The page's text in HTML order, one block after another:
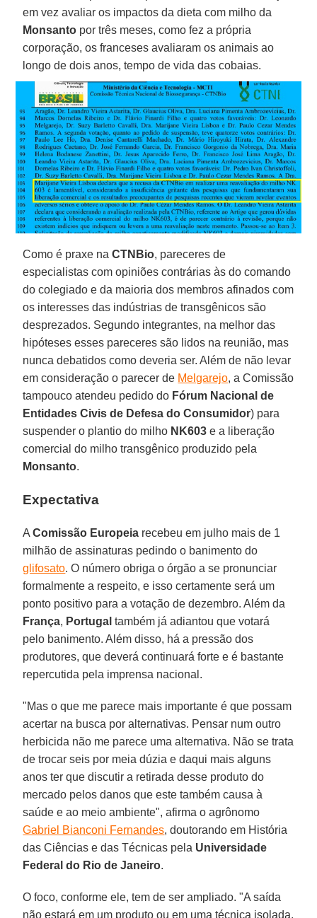
em vez avaliar os impactos da dieta com milho da
Monsanto por três meses, como fez a própria
corporação, os franceses avaliaram os animais ao
longo de dois anos, tempo de vida das cobaias.
Como é praxe naCTNBio, pareceres de
especialistas com opiniões contrárias às do comando
do colegiado e da maioria dos membros afinados com
os interesses das indústrias de transgênicos são
desprezados. Segundo integrantes, na melhor das
hipóteses esses pareceres são lidos na reunião, mas
nunca debatidos como deveria ser. Além de não levar
em consideração o parecer de Melgarejo, a Comissão
tampouco atendeu pedido do Fórum Nacional de
Entidades Civis de Defesa do Consumidor) para
suspender o plantio do milho NK603 e a liberação
comercial do milho transgênico produzido pela
Monsanto.
Expectativa
AComissão Europeia recebeu em julho mais de 1
milhão de assinaturas pedindo o banimento do
glifosato. O número obriga o órgão a se pronunciar
formalmente a respeito, e isso certamente será um
ponto positivo para a votação de dezembro. Além da
França, Portugal também já adiantou que votará
pelo banimento. Além disso, há a pressão dos
produtores, que deverá continuará forte e é bastante
repercutida pela imprensa nacional.
"Mas o que me parece mais importante é que possam
acertar na busca por alternativas. Pensar num outro
herbicida não me parece uma alternativa. Não se trata
de trocar seis por meia dúzia e daqui mais alguns
anos ter que discutir a retirada desse produto do
mercado pelos danos que este também causa à
saúde e ao meio ambiente", afirma o agrônomo
Gabriel Bianconi Fernandes, doutorando em História
das Ciências e das Técnicas pela Universidade
Federal do Rio de Janeiro.
O foco, conforme ele, tem de ser ampliado. "A saída
não estará em um produto ou em uma técnica isolada,